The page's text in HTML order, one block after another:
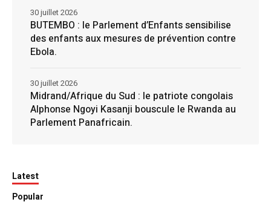
BUTEMBO : le Parlement d’Enfants sensibilise
des enfants aux mesures de prévention contre
Ebola.
30 juillet 2026
Midrand/Afrique du Sud : le patriote congolais
Alphonse Ngoyi Kasanji bouscule le Rwanda au
Parlement Panafricain.
30 juillet 2026
Latest
Popular